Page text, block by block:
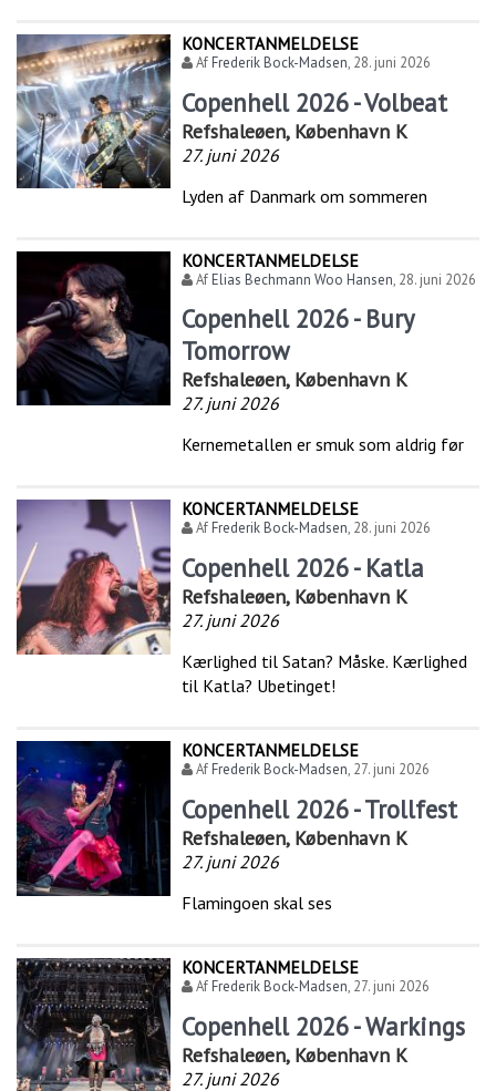
KONCERTANMELDELSE
AfFrederik Bock-Madsen, 28. juni 2026
Copenhell 2026 - Volbeat
Refshaleøen, København K
27. juni 2026
Lyden af Danmark om sommeren
KONCERTANMELDELSE
AfElias Bechmann Woo Hansen, 28. juni 2026
Copenhell 2026 - Bury
Tomorrow
Refshaleøen, København K
27. juni 2026
Kernemetallen er smuk som aldrig før
KONCERTANMELDELSE
AfFrederik Bock-Madsen, 28. juni 2026
Copenhell 2026 - Katla
Refshaleøen, København K
27. juni 2026
Kærlighed til Satan? Måske. Kærlighed
til Katla? Ubetinget!
KONCERTANMELDELSE
AfFrederik Bock-Madsen, 27. juni 2026
Copenhell 2026 - Trollfest
Refshaleøen, København K
27. juni 2026
Flamingoen skal ses
KONCERTANMELDELSE
AfFrederik Bock-Madsen, 27. juni 2026
Copenhell 2026 - Warkings
Refshaleøen, København K
27. juni 2026